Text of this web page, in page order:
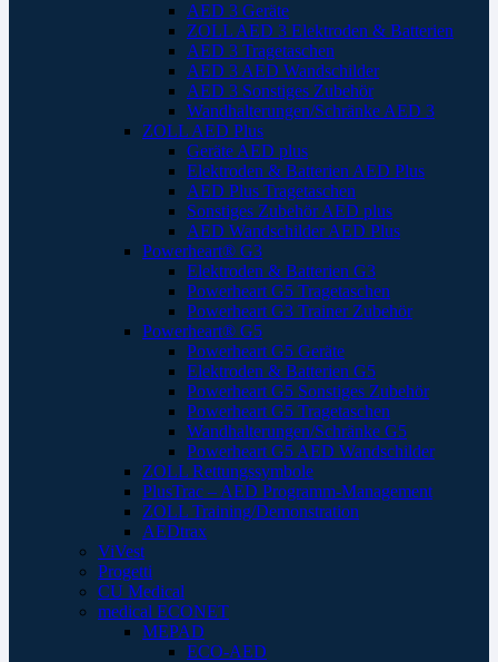
AED 3 Geräte
ZOLL AED 3 Elektroden & Batterien
AED 3 Tragetaschen
AED 3 AED Wandschilder
AED 3 Sonstiges Zubehör
Wandhalterungen/Schränke AED 3
ZOLL AED Plus
Geräte AED plus
Elektroden & Batterien AED Plus
AED Plus Tragetaschen
Sonstiges Zubehör AED plus
AED Wandschilder AED Plus
Powerheart® G3
Elektroden & Batterien G3
Powerheart G5 Tragetaschen
Powerheart G3 Trainer Zubehör
Powerheart® G5
Powerheart G5 Geräte
Elektroden & Batterien G5
Powerheart G5 Sonstiges Zubehör
Powerheart G5 Tragetaschen
Wandhalterungen/Schränke G5
Powerheart G5 AED Wandschilder
ZOLL Rettungssymbole
PlusTrac – AED Programm-Management
ZOLL Training/Demonstration
AEDtrax
ViVest
Progetti
CU Medical
medical ECONET
MEPAD
ECO-AED